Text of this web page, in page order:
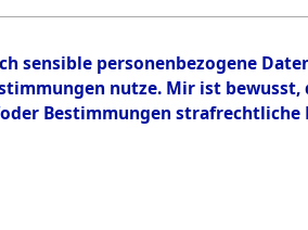
sensible personenbezogene
nutze. Mir ist bewusst,
Bestimmungen strafrechtliche